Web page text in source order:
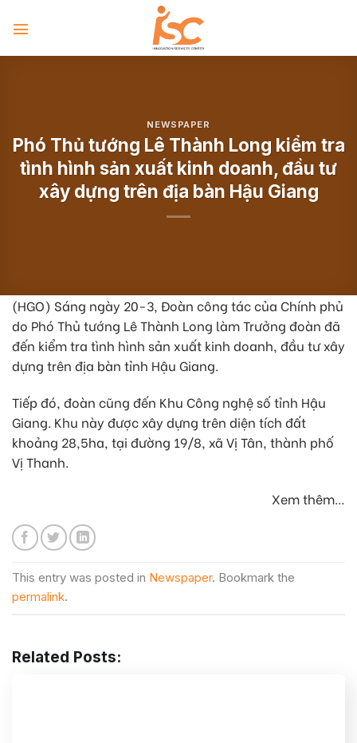
NEWSPAPER
Phó Thủ tướng Lê Thành Long kiểm tra
tình hình sản xuất kinh doanh, đầu tư
xây dựng trên địa bàn Hậu Giang
(HGO) Sáng ngày 20-3, Đoàn công tác của Chính phủ
do Phó Thủ tướng Lê Thành Long làm Trưởng đoàn đã
đến kiểm tra tình hình sản xuất kinh doanh, đầu tư xây
dựng trên địa bàn tỉnh Hậu Giang.
Tiếp đó, đoàn cũng đến Khu Công nghệ số tỉnh Hậu
Giang. Khu này được xây dựng trên diện tích đất
khoảng 28,5ha, tại đường 19/8, xã Vị Tân, thành phố
Vị Thanh.
Xem thêm…
This entry was posted in Newspaper. Bookmark the
permalink.
Related Posts: